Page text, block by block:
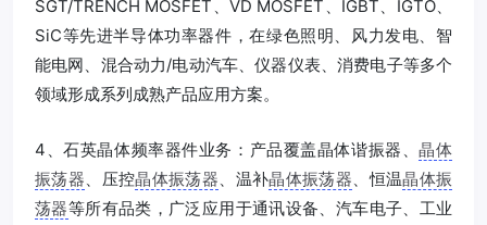
SGT/TRENCH MOSFET、VD MOSFET、IGBT、IGTO、
SiC等先进半导体功率器件，在绿色照明、风力发电、智
能电网、混合动力/电动汽车、仪器仪表、消费电子等多个
领域形成系列成熟产品应用方案。
4、石英晶体频率器件业务：产品覆盖晶体谐振器、晶体
振荡器 、压控晶体振荡器 、温补晶体振荡器 、恒温晶体振
荡器等所有品类，广泛应用于通讯设备、汽车电子、工业